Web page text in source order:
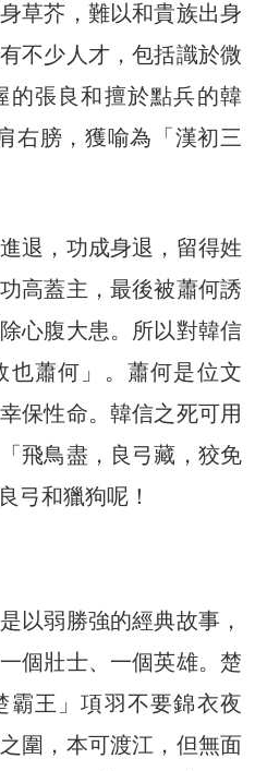
草芥，難以和貴族出身
不少人才，包括識於微
的張良和擅於點兵的韓
右膀，獲喻為「漢初三
退，功成身退，留得姓
高蓋主，最後被蕭何誘
心腹大患。所以對韓信
也蕭何」。蕭何是位文
保性命。韓信之死可用
飛鳥盡，良弓藏，狡免
弓和獵狗呢！
以弱勝強的經典故事，
個壯士、一個英雄。楚
霸王」項羽不要錦衣夜
圍，本可渡江，但無面